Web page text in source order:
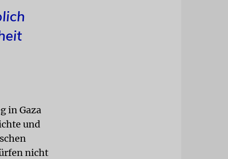
in Gaza
und
nicht